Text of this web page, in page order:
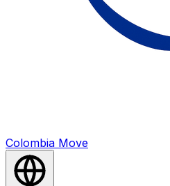
Colombia Move